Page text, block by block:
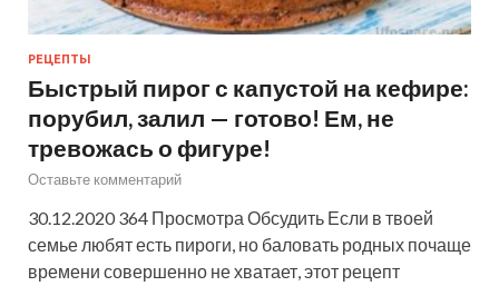
РЕЦЕПТЫ
Быстрый пирог с капустой на кефире:
порубил, залил — готово! Ем, не
тревожась о фигуре!
Оставьте комментарий
30.12.2020 364 Просмотра Обсудить Если в твоей
семье любят есть пироги, но баловать родных почаще
времени совершенно не хватает, этот рецепт